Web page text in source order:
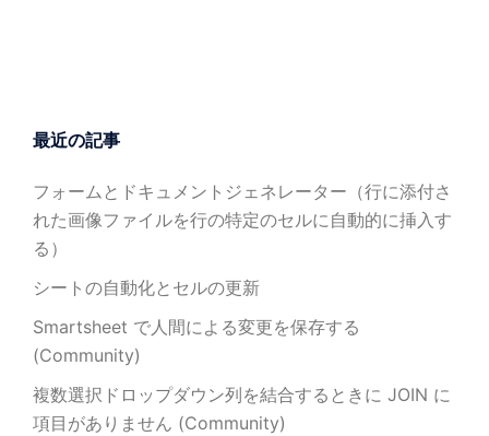
最近の記事
フォームとドキュメントジェネレーター（行に添付さ
れた画像ファイルを行の特定のセルに自動的に挿入す
る）
シートの自動化とセルの更新
Smartsheet で人間による変更を保存する
(Community)
複数選択ドロップダウン列を結合するときに JOIN に
項目がありません (Community)